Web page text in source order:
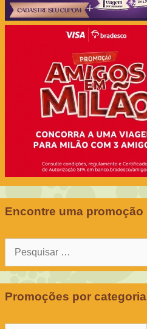
Encontre uma promoção
Pesquisar
Promoções por categoria